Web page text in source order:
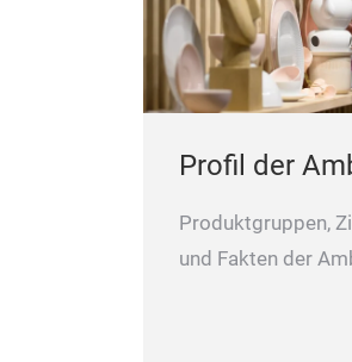
Profil der
Produktgruppen,
und Fakten der